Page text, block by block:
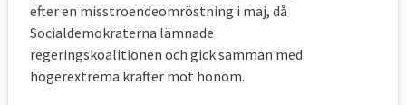
efter en misstroendeomröstning i maj, då
Socialdemokraterna lämnade
regeringskoalitionen och gick samman med
högerextrema krafter mot honom.